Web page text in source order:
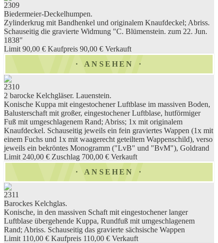
2309
Biedermeier-Deckelhumpen.
Zylinderkrug mit Bandhenkel und originalem Knaufdeckel; Abriss.
Schauseitig die gravierte Widmung "C. Blümenstein. zum 22. Jun.
1838"
Limit 90,00 € Kaufpreis 90,00 € Verkauft
ANSEHEN
2310
2 barocke Kelchgläser. Lauenstein.
Konische Kuppa mit eingestochener Luftblase im massiven Boden,
Balusterschaft mit großer, eingestochener Luftblase, hutförmiger
Fuß mit umgeschlagenem Rand; Abriss; 1x mit originalem
Knaufdeckel. Schauseitig jeweils ein fein graviertes Wappen (1x mit
einem Fuchs und 1x mit waagerecht geteiltem Wappenschild), verso
jeweils ein bekröntes Monogramm ("LvB" und "BvM"), Goldrand
Limit 240,00 € Zuschlag 700,00 € Verkauft
ANSEHEN
2311
Barockes Kelchglas.
Konische, in den massiven Schaft mit eingestochener langer
Luftblase übergehende Kuppa, Rundfuß mit umgeschlagenem
Rand; Abriss. Schauseitig das gravierte sächsische Wappen
Limit 110,00 € Kaufpreis 110,00 € Verkauft